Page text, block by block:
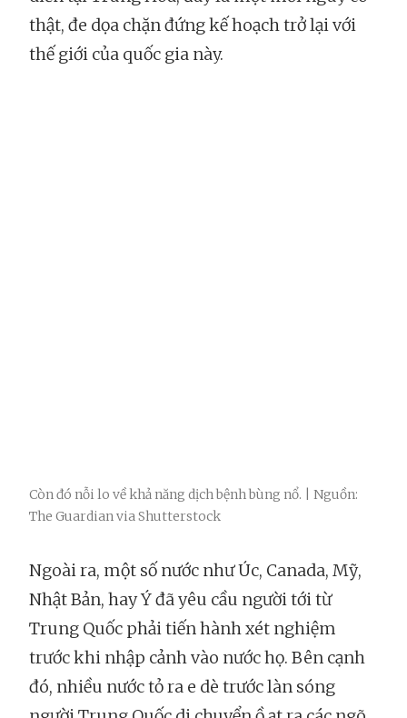
thật, đe dọa chặn đứng kế hoạch trở lại với
thế giới của quốc gia này.
Còn đó nỗi lo về khả năng dịch bệnh bùng nổ. | Nguồn:
The Guardian via Shutterstock
Ngoài ra, một số nước như Úc, Canada, Mỹ,
Nhật Bản, hay Ý đã yêu cầu người tới từ
Trung Quốc phải tiến hành xét nghiệm
trước khi nhập cảnh vào nước họ. Bên cạnh
đó, nhiều nước tỏ ra e dè trước làn sóng